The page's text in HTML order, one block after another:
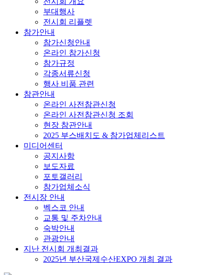
부대행사
전시회 리플렛
참가안내
참가신청안내
온라인 참가신청
참가규정
각종서류신청
행사 비품 관련
참관안내
온라인 사전참관신청
온라인 사전참관신청 조회
현장 참관안내
2025 부스배치도 & 참가업체리스트
미디어센터
공지사항
보도자료
포토갤러리
참가업체소식
전시장 안내
벡스코 안내
교통 및 주차안내
숙박안내
관광안내
지난 전시회 개최결과
2025년 부산국제수산EXPO 개최 결과